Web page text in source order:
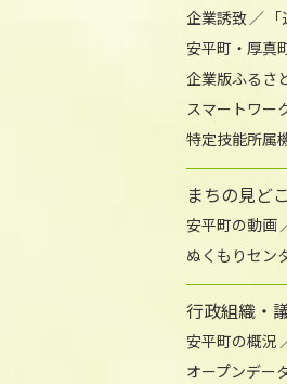
企業誘致
安平町・厚真
企業版ふるさ
スマートワー
特定技能所属
まちの見ど
安平町の動画
ぬくもりセン
行政組織・
安平町の概況
オープンデー